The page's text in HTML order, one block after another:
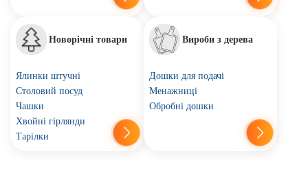
Новорічні товари
Ялинки штучні
Столовий посуд
Чашки
Хвойні гірлянди
Тарілки
Вироби з дерева
Дошки для подачі
Менажниці
Обробні дошки